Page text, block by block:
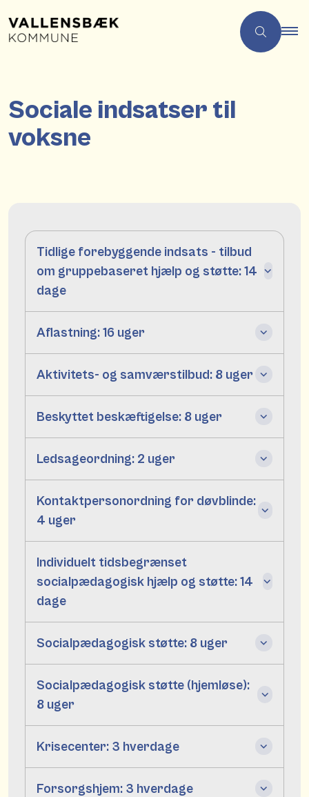
Sociale indsatser til
voksne
Tidlige forebyggende indsats - tilbud
om gruppebaseret hjælp og støtte: 14
dage
Aflastning: 16 uger
Aktivitets- og samværstilbud: 8 uger
Beskyttet beskæftigelse: 8 uger
Ledsageordning: 2 uger
Kontaktpersonordning for døvblinde:
4 uger
Individuelt tidsbegrænset
socialpædagogisk hjælp og støtte: 14
dage
Socialpædagogisk støtte: 8 uger
Socialpædagogisk støtte (hjemløse):
8 uger
Krisecenter: 3 hverdage
Forsorgshjem: 3 hverdage